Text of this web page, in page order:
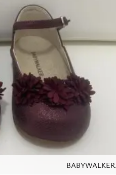
BABYWALKER